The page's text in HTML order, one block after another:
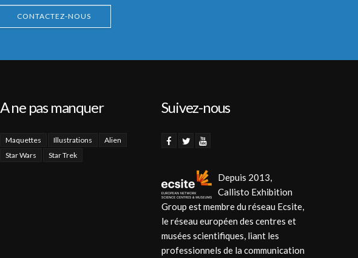
CONTACTEZ-NOUS
A ne pas manquer
Maquettes Illustrations
Alien
Star Wars
Star Trek
Suivez-nous
Depuis 2013,
Callisto Exhibition
Group est membre du réseau Ecsite,
le réseau européen des centres et
musées scientifiques, liant les
professionnels de la communication